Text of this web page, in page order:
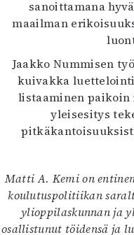
sanoittamana
maailman
Jaakko Nummisen
kuivakka
listaaminen paikoin
yleisesitys
Matti A. Kemi on
koulutuspolitiikan
ylioppilaskunnan ja
osallistunut töidensä ja